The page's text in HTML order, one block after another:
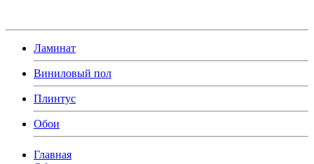
Ламинат
Виниловый пол
Плинтус
Обои
Главная